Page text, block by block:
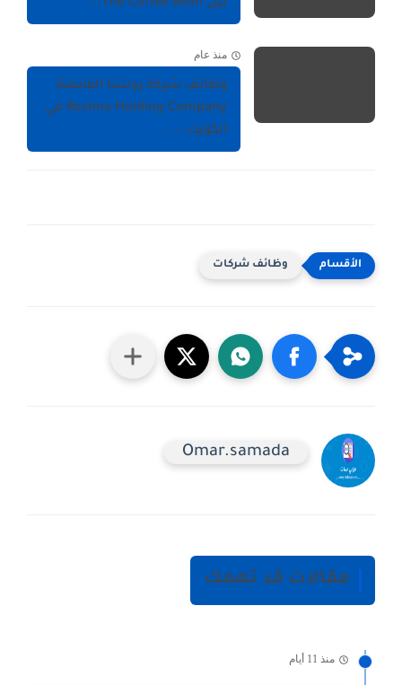
بين The Coffee Bean...
منذ عام
وظائف شركة روشنا القابضة
Roshna Holding Company في
الكويت -...
وظائف شركات
Omar.samada
مقالات قد تهمك
منذ 11 أيام